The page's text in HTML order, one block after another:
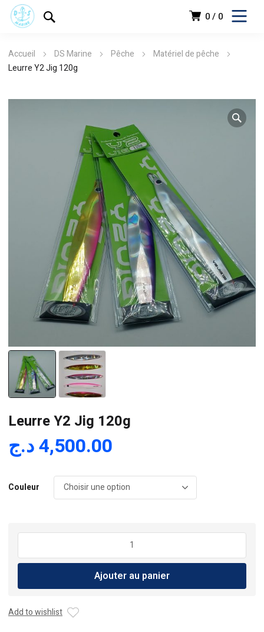
0 0
Accueil DS Marine Pêche
Matériel de pêche
Leurre Y2 Jig 120g
Leurre Y2 Jig 120g
4,500.00د.ج
Couleur
quantité
Leurre
Jig
Ajouter au panier
Add to wishlist